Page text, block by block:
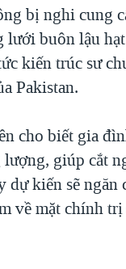
bị nghi cung
lưới buôn lậu
kiến trúc sư
Pakistan.
cho biết gia
giúp cắt
dự kiến sẽ ngăn
về mặt chính